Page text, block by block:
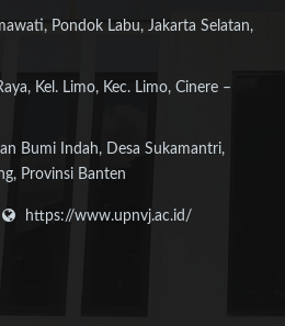
Pondok Labu, Jakarta Selatan,
Kel. Limo, Kec. Limo, Cinere –
Bumi Indah, Desa Sukamantri,
Provinsi Banten
https://www.upnvj.ac.id/